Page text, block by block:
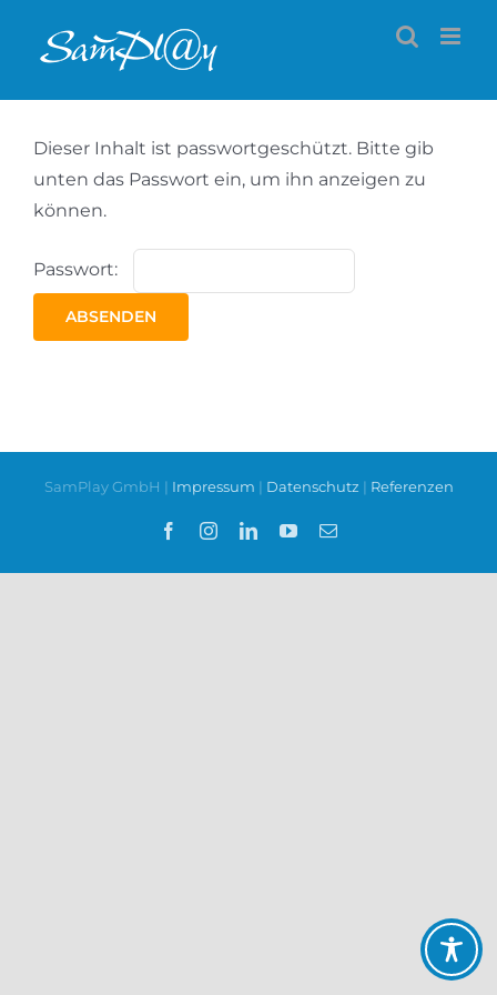
Inhalt
Dieser Inhalt ist passwortgeschützt. Bitte gib
unten das Passwort ein, um ihn anzeigen zu
können.
Passwort:
SamPlay GmbH | Impressum | Datenschutz | Referenzen
FacebookInstagramLinkedInYouTube
E-